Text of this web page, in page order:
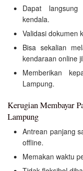
Dapat
kendala.
Validasi dokumen
Bisa sekalian
kendaraan online
Memberikan
Lampung.
Kerugian Membayar
Lampung
Antrean panjang
offline.
Memakan waktu